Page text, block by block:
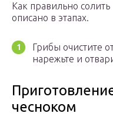
Как правильно
описано в этапах.
Грибы очистите
нарежьте и
чесноком